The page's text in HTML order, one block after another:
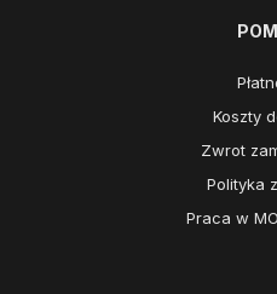
Koszty
Zwrot
Polityka
Praca w